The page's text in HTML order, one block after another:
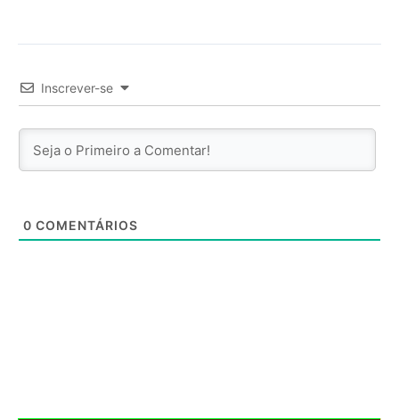
Inscrever-se
0 COMENTÁRIOS